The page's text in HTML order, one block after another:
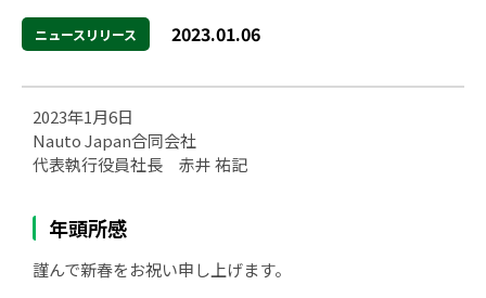
ニュースリリース 2023.01.06
2023年1月6日
Nauto Japan合同会社
代表執行役員社長 赤井 祐記
年頭所感
謹んで新春をお祝い申し上げます。